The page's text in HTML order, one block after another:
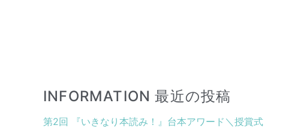
INFORMATION 最近の投稿
第2回 『いきなり本読み！』台本アワード＼授賞式